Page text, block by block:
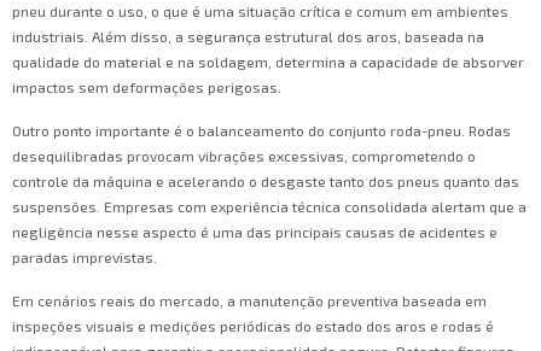
pneu durante o uso, o que é uma situação crítica e comum em ambientes
industriais. Além disso, a segurança estrutural dos aros, baseada na
qualidade do material e na soldagem, determina a capacidade de absorver
impactos sem deformações perigosas.
Outro ponto importante é o balanceamento do conjunto roda-pneu. Rodas
desequilibradas provocam vibrações excessivas, comprometendo o
controle da máquina e acelerando o desgaste tanto dos pneus quanto das
suspensões. Empresas com experiência técnica consolidada alertam que a
negligência nesse aspecto é uma das principais causas de acidentes e
paradas imprevistas.
Em cenários reais do mercado, a manutenção preventiva baseada em
inspeções visuais e medições periódicas do estado dos aros e rodas é